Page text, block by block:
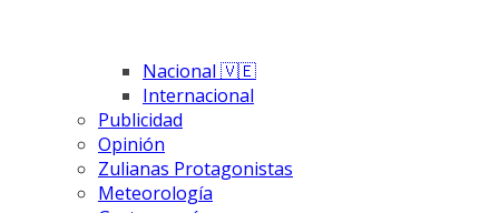
Nacional 🇻🇪
Internacional
Publicidad
Opinión
Zulianas Protagonistas
Meteorología